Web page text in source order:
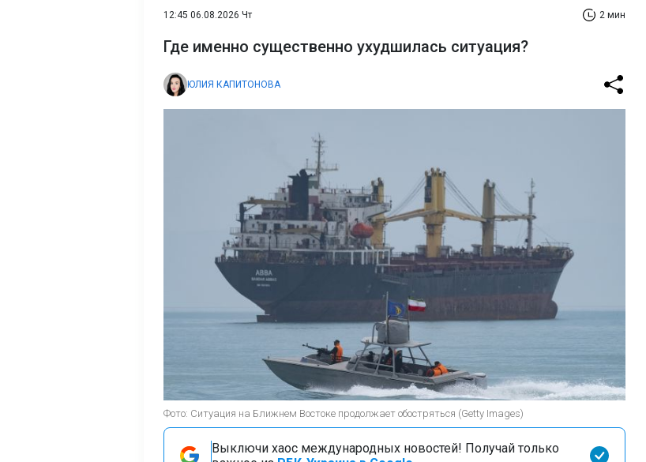
12:45 06.08.2026 Чт 2 мин
Где именно существенно ухудшилась ситуация?
ЮЛИЯ КАПИТОНОВА
Фото: Ситуация на Ближнем Востоке продолжает обостряться (Getty Images)
Выключи хаос международных новостей! Получай только